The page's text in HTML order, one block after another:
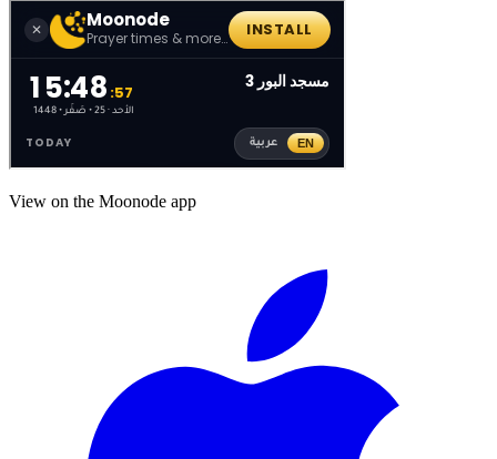
View on the Moonode app